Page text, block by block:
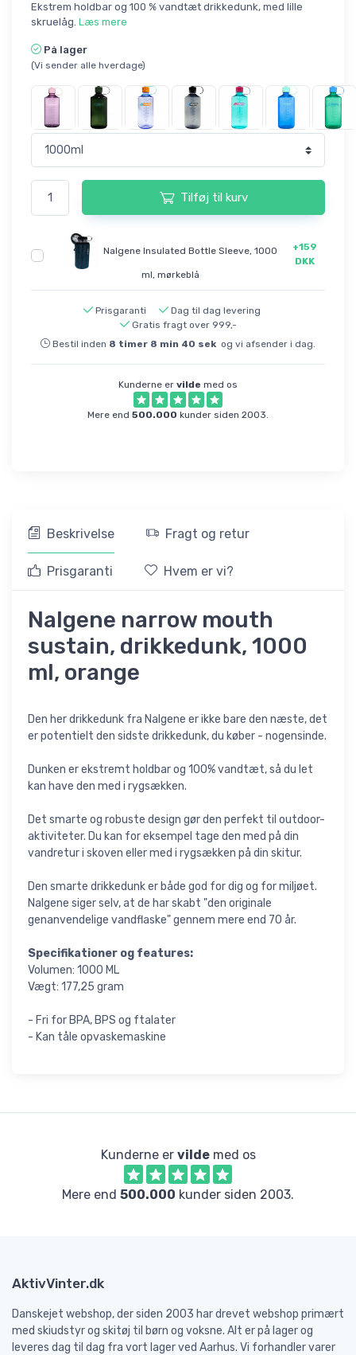
Ekstrem holdbar og 100 % vandtæt drikkedunk, med lille
skruelåg. Læs mere
På lager
(Vi sender alle hverdage)
Tilføj til kurv
Nalgene Insulated Bottle Sleeve, 1000
ml, mørkeblå
+159
DKK
Prisgaranti
Dag til dag levering
Gratis fragt over 999,-
Bestil inden 8 timer 8 min 40 sek og vi afsender i dag.
Kunderne er vilde med os
Mere end 500.000 kunder siden 2003.
Beskrivelse Fragt og retur
Prisgaranti Hvem er vi?
Nalgene narrow mouth
sustain, drikkedunk, 1000
ml, orange
Den her drikkedunk fra Nalgene er ikke bare den næste, det
er potentielt den sidste drikkedunk, du køber - nogensinde.
Dunken er ekstremt holdbar og 100% vandtæt, så du let
kan have den med i rygsækken.
Det smarte og robuste design gør den perfekt til outdoor-
aktiviteter. Du kan for eksempel tage den med på din
vandretur i skoven eller med i rygsækken på din skitur.
Den smarte drikkedunk er både god for dig og for miljøet.
Nalgene siger selv, at de har skabt "den originale
genanvendelige vandflaske" gennem mere end 70 år.
Specifikationer og features:
Volumen: 1000 ML
Vægt: 177,25 gram
- Fri for BPA, BPS og ftalater
- Kan tåle opvaskemaskine
Kunderne er vildemed os
Mere end 500.000 kunder siden 2003.
AktivVinter.dk
Danskejet webshop, der siden 2003 har drevet webshop primært
med skiudstyr og skitøj til børn og voksne. Alt er på lager og
leveres dag til dag fra vort lager ved Aarhus. Vi forhandler varer